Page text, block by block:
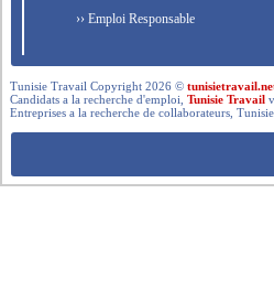
›› Emploi Responsable
Tunisie Travail Copyright 2026 ©
Candidats a la recherche d'emploi,Tunisie Travail
Entreprises a la recherche de collaborateurs,